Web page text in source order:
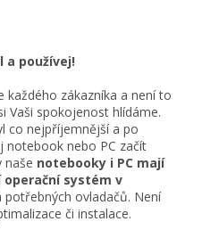
a používej!
každého zákazníka a není to
Vaši spokojenost hlídáme.
co nejpříjemnější a po
notebook nebo PC začít
naše notebooky i PC mají
systém v
potřebných ovladačů. Není
či instalace.